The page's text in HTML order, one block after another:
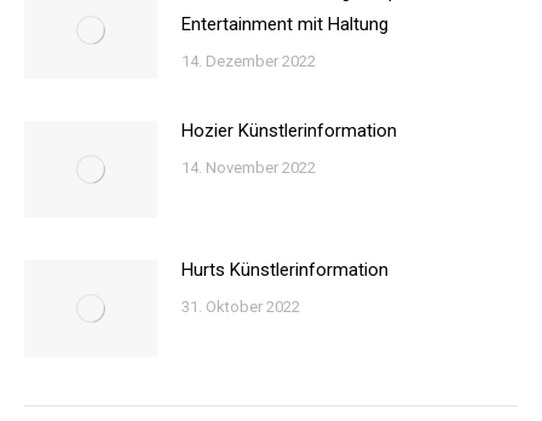
Entertainment mit Haltung
14. Dezember 2022
Hozier Künstlerinformation
14. November 2022
Hurts Künstlerinformation
31. Oktober 2022